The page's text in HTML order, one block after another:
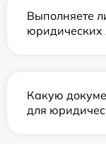
Выполняете
юридических
Какую
для